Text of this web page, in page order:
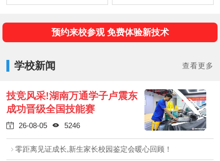
预约来校参观 免费体验新技术
学校新闻 查看更多
技竞风采!湖南万通学子卢震东
成功晋级全国技能赛
 26-08-05  5246
零距离见证成长,新生家长校园鉴定会暖心回顾！